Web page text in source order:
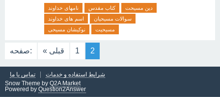
نامهای خداوند کتاب مقدس
دین مسیحت
اسم های خداوند
سوالات مسیحیان
نوکیشان مسیحی
مسیحیت
صفحه: « قبلی 1 2
تماس با ما
شرایط استفاده و خدمات
Snow Theme by Q2A Market
Powered by Question2Answer